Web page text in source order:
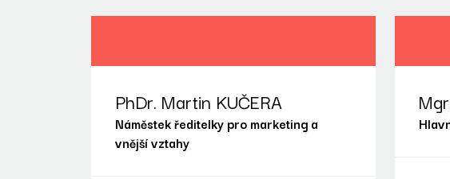
PhDr. Martin KUČERA
Náměstek ředitelky pro marketing a
vnější vztahy